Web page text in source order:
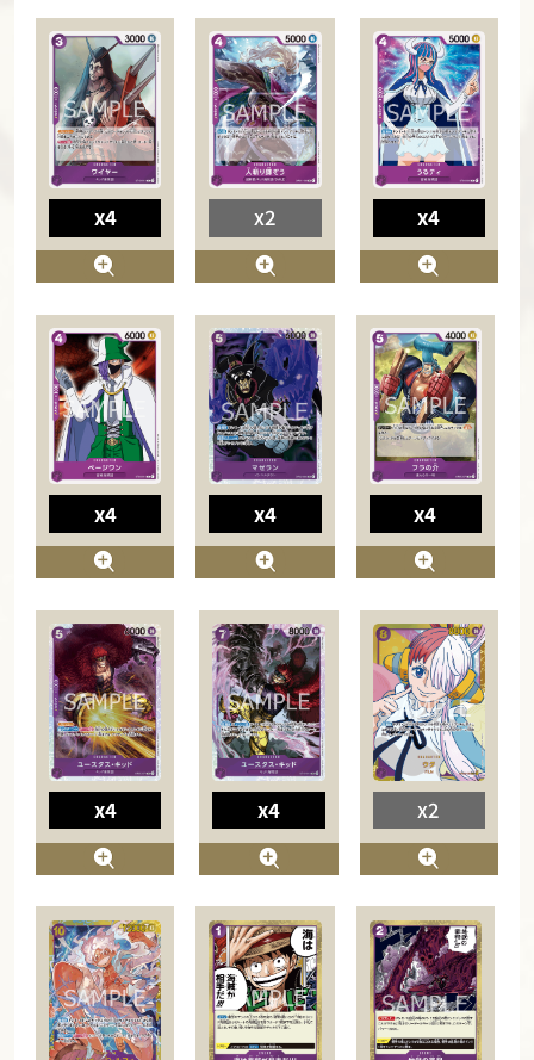
x4 x2 x4
x4 x4 x4
x4 x4 x2